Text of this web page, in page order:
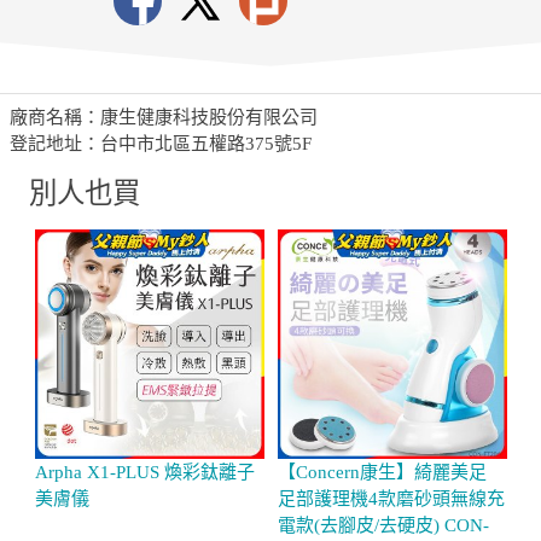
廠商名稱：康生健康科技股份有限公司
登記地址：台中市北區五權路375號5F
別人也買
Arpha X1-PLUS 煥彩鈦離子
美膚儀
【Concern康生】綺麗美足
足部護理機4款磨砂頭無線充
電款(去腳皮/去硬皮) CON-